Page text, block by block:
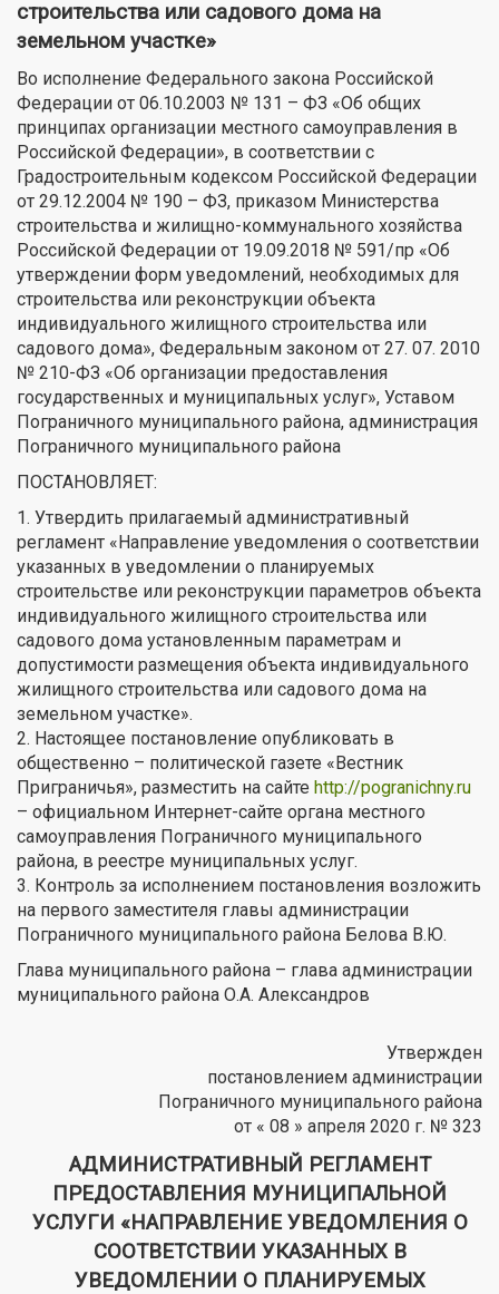
строительства или садового дома на
земельном участке»
Во исполнение Федерального закона Российской
Федерации от 06.10.2003 № 131 – ФЗ «Об общих
принципах организации местного самоуправления в
Российской Федерации», в соответствии с
Градостроительным кодексом Российской Федерации
от 29.12.2004 № 190 – ФЗ, приказом Министерства
строительства и жилищно-коммунального хозяйства
Российской Федерации от 19.09.2018 № 591/пр «Об
утверждении форм уведомлений, необходимых для
строительства или реконструкции объекта
индивидуального жилищного строительства или
садового дома», Федеральным законом от 27. 07. 2010
№ 210-ФЗ «Об организации предоставления
государственных и муниципальных услуг», Уставом
Пограничного муниципального района, администрация
Пограничного муниципального района
ПОСТАНОВЛЯЕТ:
1. Утвердить прилагаемый административный
регламент «Направление уведомления о соответствии
указанных в уведомлении о планируемых
строительстве или реконструкции параметров объекта
индивидуального жилищного строительства или
садового дома установленным параметрам и
допустимости размещения объекта индивидуального
жилищного строительства или садового дома на
земельном участке».
2. Настоящее постановление опубликовать в
общественно – политической газете «Вестник
Приграничья», разместить на сайте http://pogranichny.ru
– официальном Интернет-сайте органа местного
самоуправления Пограничного муниципального
района, в реестре муниципальных услуг.
3. Контроль за исполнением постановления возложить
на первого заместителя главы администрации
Пограничного муниципального района Белова В.Ю.
Глава муниципального района – глава администрации
муниципального района О.А. Александров
Утвержден
постановлением администрации
Пограничного муниципального района
от « 08 » апреля 2020 г. № 323
АДМИНИСТРАТИВНЫЙ РЕГЛАМЕНТ
ПРЕДОСТАВЛЕНИЯ МУНИЦИПАЛЬНОЙ
УСЛУГИ «НАПРАВЛЕНИЕ УВЕДОМЛЕНИЯ О
СООТВЕТСТВИИ УКАЗАННЫХ В
УВЕДОМЛЕНИИ О ПЛАНИРУЕМЫХ